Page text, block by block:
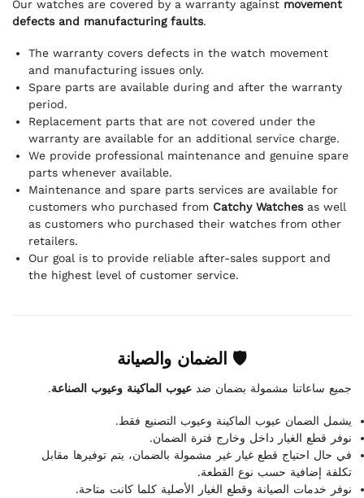
Our watches are covered by a warranty against movement
defects and manufacturing faults.
The warranty covers defects in the watch movement
and manufacturing issues only.
Spare parts are available during and after the warranty
period.
Replacement parts that are not covered under the
warranty are available for an additional service charge.
We provide professional maintenance and genuine spare
parts whenever available.
Maintenance and spare parts services are available for
customers who purchased from Catchy Watchesas well
as customers who purchased their watches from other
retailers.
Our goal is to provide reliable after-sales support and
the highest level of customer service.
🛡 الضمان والصيانة
جميع ساعاتنا مشمولة بضمان ضد عيوب الماكينة وعيوب الصناعة.
يشمل الضمان عيوب الماكينة وعيوب التصنيع فقط.
نوفر قطع الغيار داخل وخارج فترة الضمان.
في حال احتياج قطع غيار غير مشمولة بالضمان، يتم توفيرها مقابل
تكلفة إضافية حسب نوع القطعة.
نوفر خدمات الصيانة وقطع الغيار الأصلية كلما كانت متاحة.